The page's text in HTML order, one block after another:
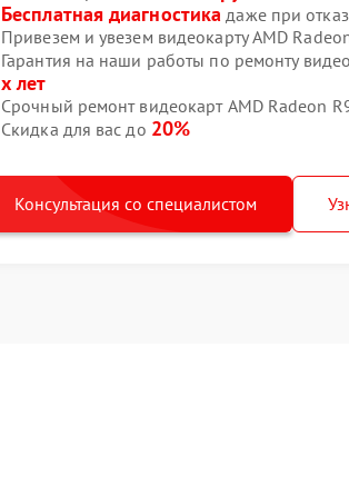
Бесплатная диагностика даже при
Привезем и увезем видеокарту AMD
Гарантия на наши работы по ремонту
х лет
Срочный ремонт видеокарт AMD Radeon
Скидка для вас до 20%
Консультация со специалистом